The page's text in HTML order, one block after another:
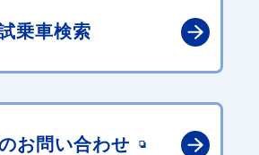
乗車検索
お問い合わせ